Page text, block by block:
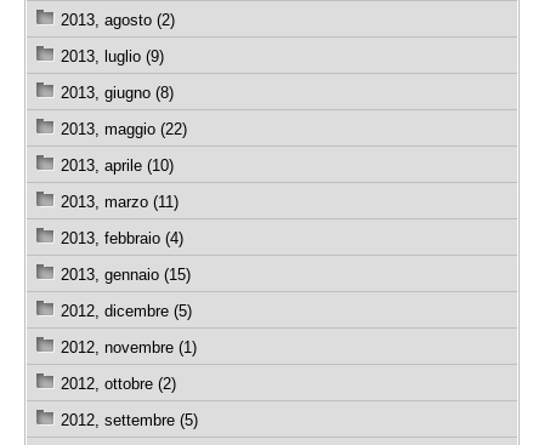
2013, agosto (2)
2013, luglio (9)
2013, giugno (8)
2013, maggio (22)
2013, aprile (10)
2013, marzo (11)
2013, febbraio (4)
2013, gennaio (15)
2012, dicembre (5)
2012, novembre (1)
2012, ottobre (2)
2012, settembre (5)